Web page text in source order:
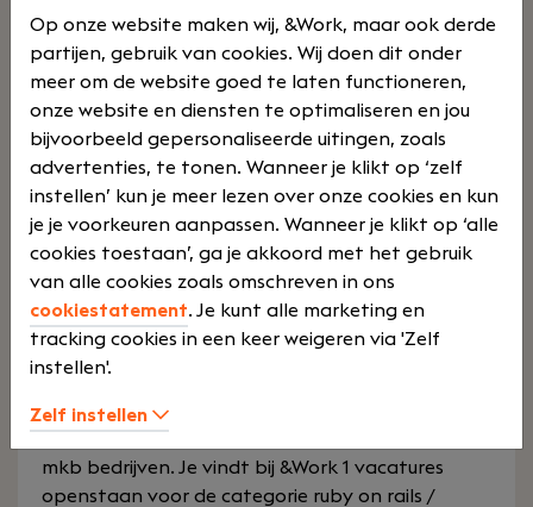
Ben je op zoek naar een baan in ruby on rails /
python? Dan ben je bij &Work aan het goede
adres. Bij &Work vind je namelijk een ruim aanbod
vacatures, waaronder specialisaties op het
gebied van ruby on rails / python. Wij hebben een
compleet aanbod aan ruby on rails / python
vacatures met een vast of parttime
dienstverband.
Bedrijven in ruby on rails /
python
We hebben ruby on rails / python banen in
mkb bedrijven. Je vindt bij &Work 1 vacatures
openstaan voor de categorie ruby on rails /
Op onze website maken wij, &Work, maar ook derde
partijen, gebruik van cookies. Wij doen dit onder
meer om de website goed te laten functioneren,
onze website en diensten te optimaliseren en jou
bijvoorbeeld gepersonaliseerde uitingen, zoals
advertenties, te tonen. Wanneer je klikt op ‘zelf
instellen’ kun je meer lezen over onze cookies en kun
je je voorkeuren aanpassen. Wanneer je klikt op ‘alle
cookies toestaan’, ga je akkoord met het gebruik
van alle cookies zoals omschreven in ons
cookiestatement. Je kunt alle marketing en
tracking cookies in een keer weigeren via 'Zelf
instellen'.
Zelf instellen